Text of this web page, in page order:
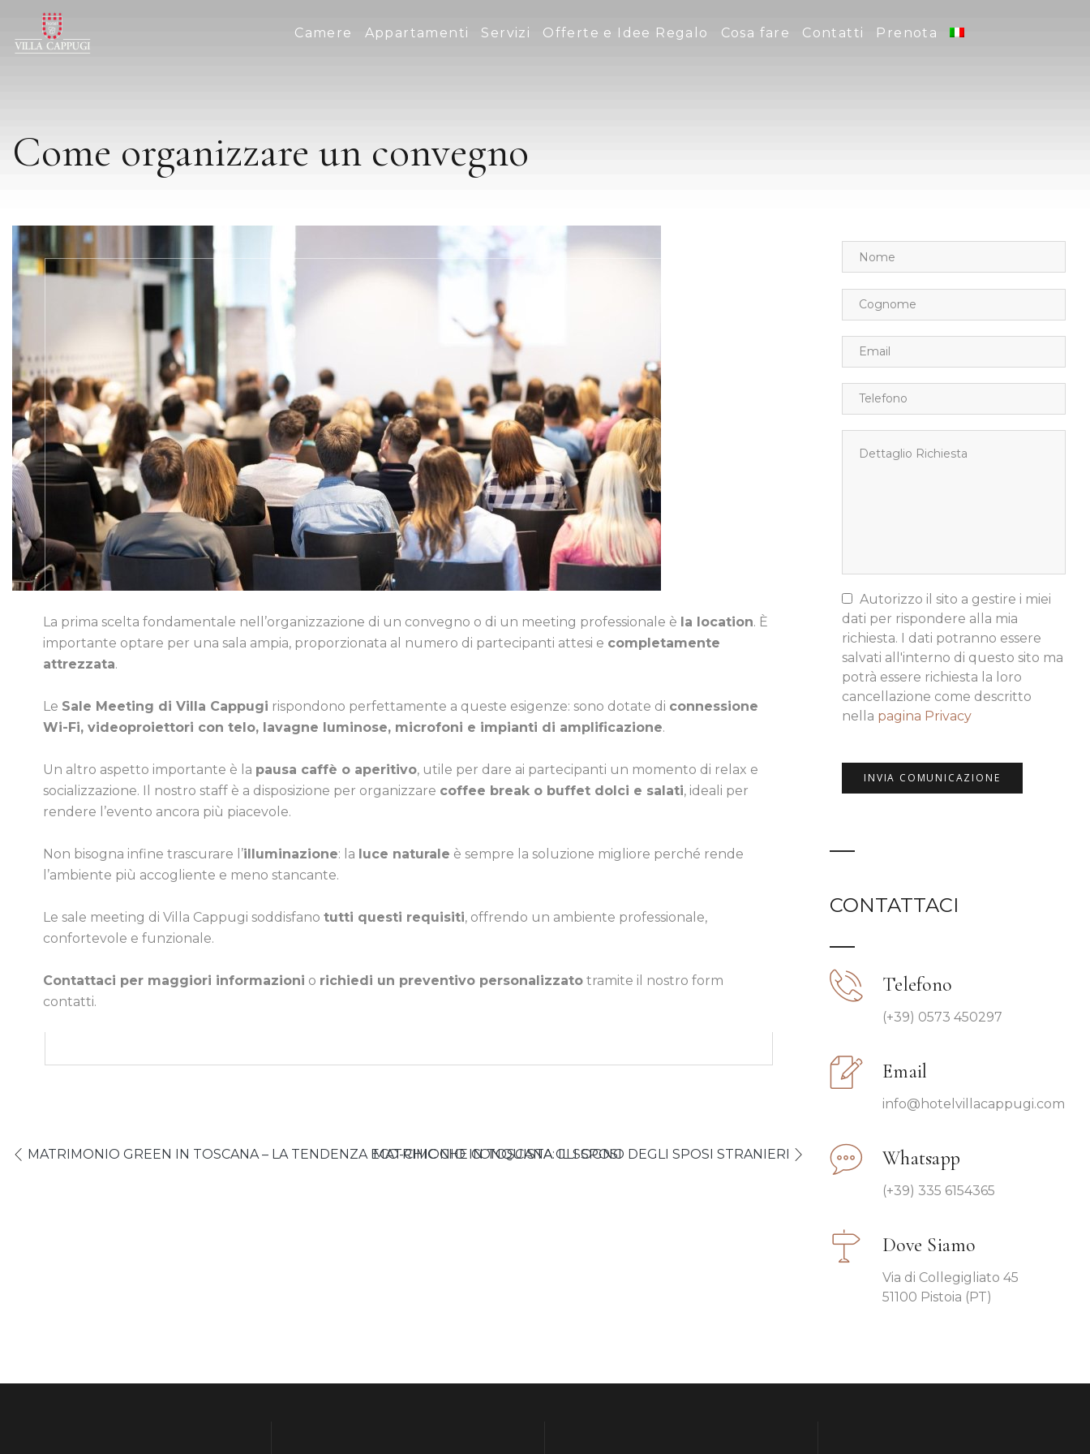
Camere Appartamenti Servizi Offerte e Idee Regalo Cosa fare Contatti Prenota
Come organizzare un convegno
La prima scelta fondamentale nell’organizzazione di un convegno o di un meeting professionale è la location. È
importante optare per una sala ampia, proporzionata al numero di partecipanti attesi e completamente
attrezzata.
Le Sale Meeting di Villa Cappugi rispondono perfettamente a queste esigenze: sono dotate di connessione
Wi-Fi, videoproiettori con telo, lavagne luminose, microfoni e impianti di amplificazione.
Un altro aspetto importante è la pausa caffè o aperitivo, utile per dare ai partecipanti un momento di relax e
socializzazione. Il nostro staff è a disposizione per organizzare coffee break o buffet dolci e salati, ideali per
rendere l’evento ancora più piacevole.
Non bisogna infine trascurare l’illuminazione: la luce naturale è sempre la soluzione migliore perché rende
l’ambiente più accogliente e meno stancante.
Le sale meeting di Villa Cappugi soddisfano tutti questi requisiti, offrendo un ambiente professionale,
confortevole e funzionale.
Contattaci per maggiori informazioni o richiedi un preventivo personalizzato tramite il nostro form
contatti.
MATRIMONIO GREEN IN TOSCANA – LA TENDENZA ECO-CHIC CHE CONQUISTA GLI SPOSI
MATRIMONIO IN TOSCANA: IL SOGNO DEGLI SPOSI STRANIERI
Autorizzo il sito a gestire i miei
dati per rispondere alla mia
richiesta. I dati potranno essere
salvati all'interno di questo sito ma
potrà essere richiesta la loro
cancellazione come descritto
nella pagina Privacy
CONTATTACI
Telefono
(+39) 0573 450297
Email
info@hotelvillacappugi.com
Whatsapp
(+39) 335 6154365
Dove Siamo
Via di Collegigliato 45
51100 Pistoia (PT)